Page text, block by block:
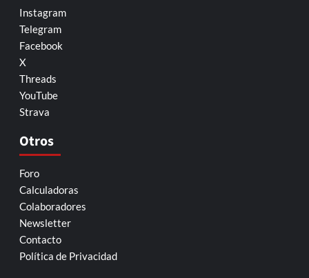
Instagram
Telegram
Facebook
X
Threads
YouTube
Strava
Otros
Foro
Calculadoras
Colaboradores
Newsletter
Contacto
Política de Privacidad